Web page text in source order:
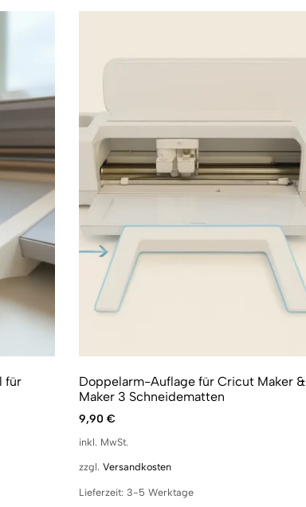
für
Doppelarm-Auflage für Cricut Maker &
Maker 3 Schneidematten
9,90 €
inkl. MwSt.
zzgl. Versandkosten
Lieferzeit: 3-5 Werktage